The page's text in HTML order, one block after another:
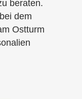
beraten.
dem
Ostturm